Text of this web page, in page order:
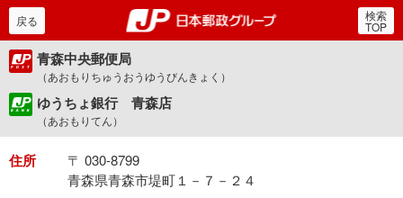
郵便局・日本郵政グルー
戻る 検索
TOP
青森中央郵便局
（あおもりちゅうおうゆうびんきょく）
ゆうちょ銀行 青森店
（あおもりてん）
住所
〒 030-8799
青森県青森市堤町１－７－２４